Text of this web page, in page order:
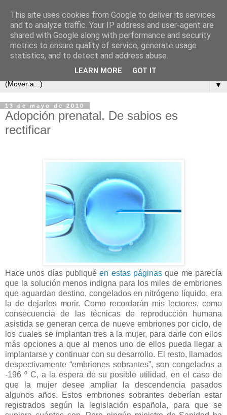
▼
13 de mayo de 2010
Adopción prenatal. De sabios es
rectificar
Hace unos días publiquéen estas páginas que me parecía
que la solución menos indigna para los miles de embriones
que aguardan destino, congelados en nitrógeno líquido, era
la de dejarlos morir. Como recordarán mis lectores, como
consecuencia de las técnicas de reproducción humana
asistida se generan cerca de nueve embriones por ciclo, de
los cuales se implantan tres a la mujer, para darle con ellos
más opciones a que al menos uno de ellos pueda llegar a
implantarse y continuar con su desarrollo. El resto, llamados
despectivamente “embriones sobrantes”, son congelados a
-196 º C, a la espera de su posible utilidad, en el caso de
que la mujer desee ampliar la descendencia pasados
algunos años. Estos embriones sobrantes deberían estar
registrados según la legislación española, para que se
This site uses cookies from Google to deliver its services
and to analyze traffic. Your IP address and user-agent are
shared with Google along with performance and security
metrics to ensure quality of service, generate usage
statistics, and to detect and address abuse.
LEARN MORE GOT IT